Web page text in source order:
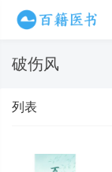
破伤风
列表